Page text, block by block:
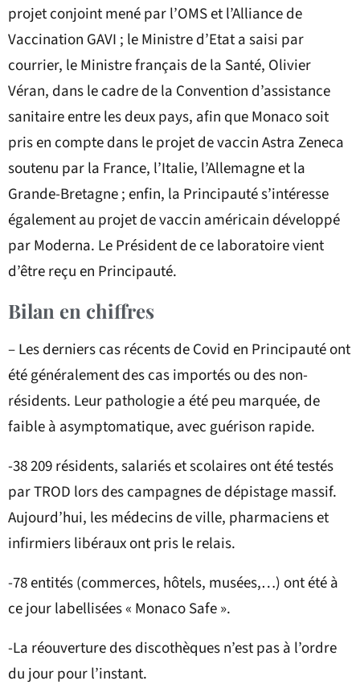
projet conjoint mené par l’OMS et l’Alliance de
Vaccination GAVI ; le Ministre d’Etat a saisi par
courrier, le Ministre français de la Santé, Olivier
Véran, dans le cadre de la Convention d’assistance
sanitaire entre les deux pays, afin que Monaco soit
pris en compte dans le projet de vaccin Astra Zeneca
soutenu par la France, l’Italie, l’Allemagne et la
Grande-Bretagne ; enfin, la Principauté s’intéresse
également au projet de vaccin américain développé
par Moderna. Le Président de ce laboratoire vient
d’être reçu en Principauté.
Bilan en chiffres
– Les derniers cas récents de Covid en Principauté ont
été généralement des cas importés ou des non-
résidents. Leur pathologie a été peu marquée, de
faible à asymptomatique, avec guérison rapide.
-38 209 résidents, salariés et scolaires ont été testés
par TROD lors des campagnes de dépistage massif.
Aujourd’hui, les médecins de ville, pharmaciens et
infirmiers libéraux ont pris le relais.
-78 entités (commerces, hôtels, musées,…) ont été à
ce jour labellisées « Monaco Safe ».
-La réouverture des discothèques n’est pas à l’ordre
du jour pour l’instant.